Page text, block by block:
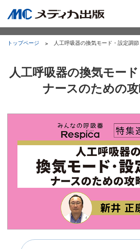
トップページ 人工呼吸器の換気モード・設定調
人工呼吸器の換気モー
ナースのための攻